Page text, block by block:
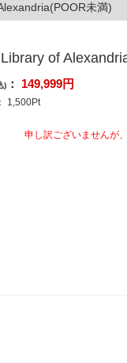
未満)
of
) ： 149,999円
1,500Pt
申し訳ございませんが